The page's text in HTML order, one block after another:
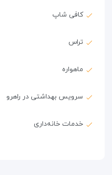
کافی شاپ
تراس
ماهواره
سرویس بهداشتی در راهرو
خدمات خانه‌داری